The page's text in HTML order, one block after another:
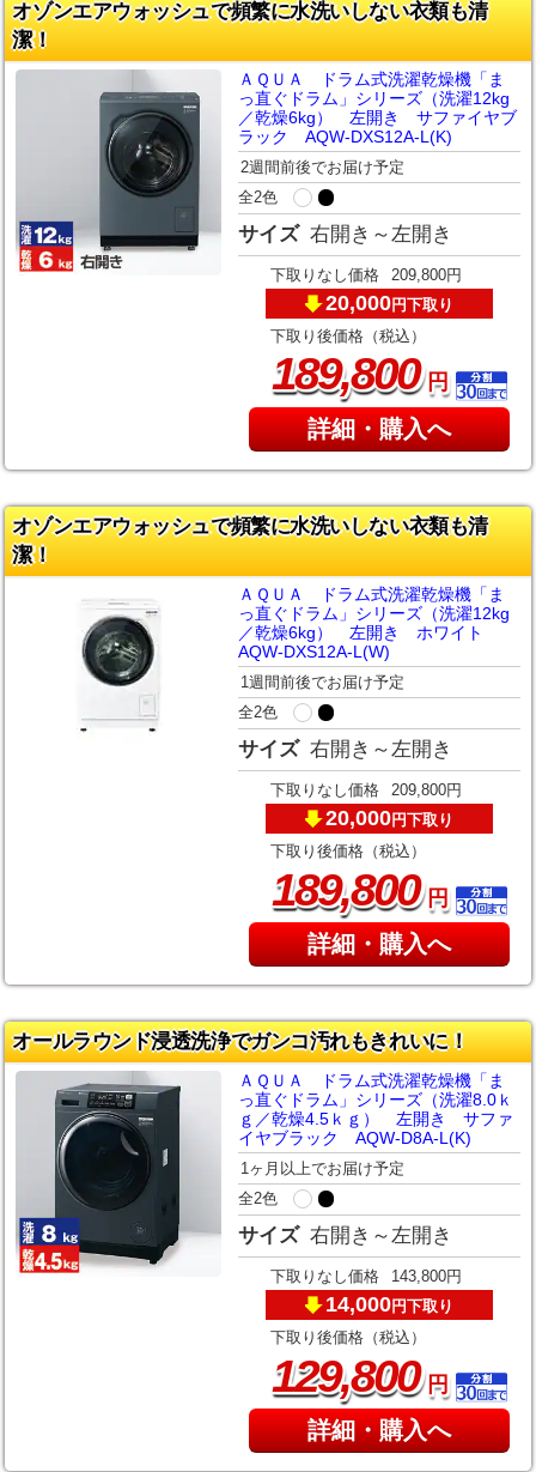
オゾンエアウォッシュで頻繁に水洗いしない衣類も清
潔！
ＡＱＵＡ ドラム式洗濯乾燥機「ま
っ直ぐドラム」シリーズ（洗濯12kg
／乾燥6kg） 左開き サファイヤブ
ラック AQW-DXS12A-L(K)
2週間前後でお届け予定
全2色
サイズ 右開き～左開き
下取りなし価格 209,800円
20,000円下取り
下取り後価格（税込）
189,800円
詳細・購入へ
オゾンエアウォッシュで頻繁に水洗いしない衣類も清
潔！
ＡＱＵＡ ドラム式洗濯乾燥機「ま
っ直ぐドラム」シリーズ（洗濯12kg
／乾燥6kg） 左開き ホワイト
AQW-DXS12A-L(W)
1週間前後でお届け予定
全2色
サイズ 右開き～左開き
下取りなし価格 209,800円
20,000円下取り
下取り後価格（税込）
189,800円
詳細・購入へ
オールラウンド浸透洗浄でガンコ汚れもきれいに！
ＡＱＵＡ ドラム式洗濯乾燥機「ま
っ直ぐドラム」シリーズ（洗濯8.0ｋ
ｇ／乾燥4.5ｋｇ） 左開き サファ
イヤブラック AQW-D8A-L(K)
1ヶ月以上でお届け予定
全2色
サイズ 右開き～左開き
下取りなし価格 143,800円
14,000円下取り
下取り後価格（税込）
129,800円
詳細・購入へ